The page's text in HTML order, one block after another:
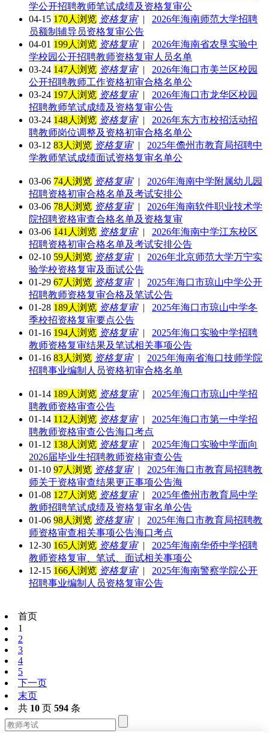
学公开招聘教师笔试成绩及资格复审公
04-15 170人浏览 资格复审|
2026年海南师范大学招聘
员额制辅导员资格复审公告
04-01 199人浏览 资格复审|
2026年海南省农垦实验中
学校园公开招聘教师资格复审人员名单
03-24 147人浏览 资格复审|
2026年海口市美兰区校园
公开招聘教师工作资格初审合格名单公
03-24 197人浏览 资格复审|
2026年海口市龙华区校园
招聘教师笔试成绩及资格复审公告
03-24 148人浏览 资格复审|
2026年东方市校招活动招
聘教师岗位调整及资格初审合格名单公
03-12 83人浏览 资格复审|
2025年儋州市教育局招聘中
学教师笔试成绩面试资格复审名单公
03-06 74人浏览 资格复审|
2026年海南中学附属幼儿园
招聘资格初审合格名单及考试安排公
03-06 78人浏览 资格复审|
2026年海南软件职业技术学
院招聘资格审查合格名单及资格复审
03-06 141人浏览 资格复审|
2026年海南中学江东校区
招聘资格初审合格名单及考试安排公告
02-10 59人浏览 资格复审|
2026年北京师范大学万宁实
验学校资格复审及面试公告
01-29 67人浏览 资格复审|
2025年海口市琼山中学公开
招聘教师资格复审合格及笔试公告
01-28 189人浏览 资格复审|
2025年海口市琼山中学冬
季校招资格复审要点公告
01-16 194人浏览 资格复审|
2025年海口实验中学招聘
教师资格复审结果及笔试相关事项公告
01-16 83人浏览 资格复审|
2025年海南省海口技师学院
招聘事业编制人员资格初审合格名单
01-14 189人浏览 资格复审|
2025年海口市琼山中学招
聘教师资格审查公告
01-14 112人浏览 资格复审|
2025年海口市第一中学招
聘教师资格审查公告海口考点
01-12 138人浏览 资格复审|
2025年海口实验中学面向
2026届毕业生招聘教师资格审查公告
01-10 97人浏览 资格复审|
2025年海口市教育局招聘教
师关于资格审查结果更正事项公告海
01-08 127人浏览 资格复审|
2025年儋州市教育局中学
教师招聘笔试成绩及资格复审名单公告
01-06 98人浏览 资格复审|
2025年海口市教育局招聘教
师资格审查相关事项公告海口考点
12-30 165人浏览 资格复审|
2025年海南华侨中学招聘
教师资格复审、笔试、面试相关事项公
12-15 166人浏览 资格复审|
2025年海南警察学院公开
招聘事业编制人员资格复审公告
首页
1
2
3
4
5
下一页
末页
共 10 页 594 条